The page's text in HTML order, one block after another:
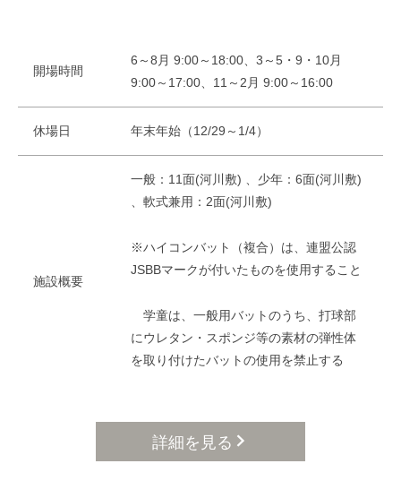
開場時間
6～8月 9:00～18:00、3～5・9・10月
9:00～17:00、11～2月 9:00～16:00
休場日 年末年始（12/29～1/4）
施設概要
一般：11面(河川敷) 、少年：6面(河川敷)
、軟式兼用：2面(河川敷)
※ハイコンバット（複合）は、連盟公認
JSBBマークが付いたものを使用すること
学童は、一般用バットのうち、打球部
にウレタン・スポンジ等の素材の弾性体
を取り付けたバットの使用を禁止する
詳細を見る